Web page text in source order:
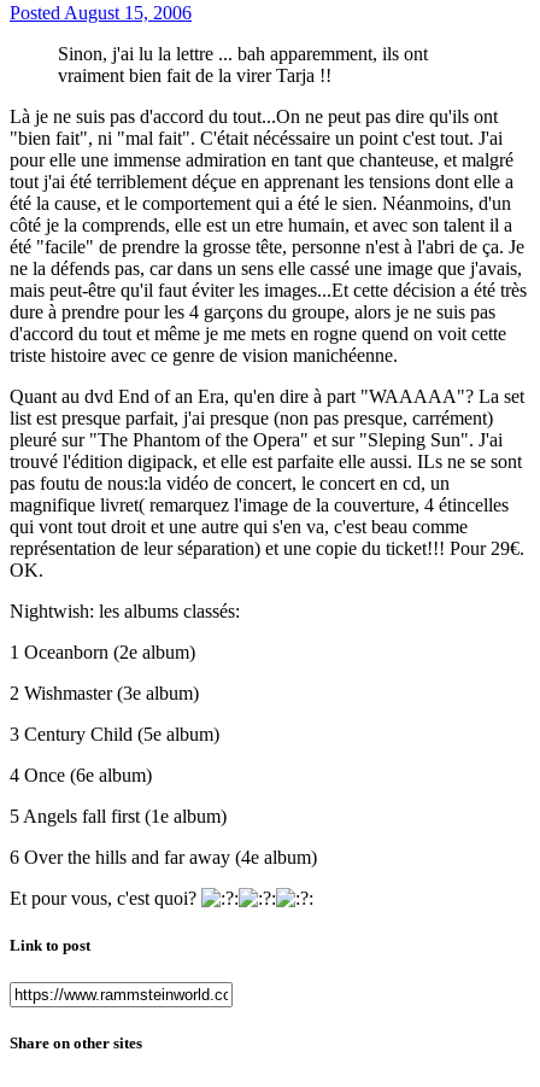
Posted August 15, 2006
Sinon, j'ai lu la lettre ... bah apparemment, ils ont
vraiment bien fait de la virer Tarja !!
Là je ne suis pas d'accord du tout...On ne peut pas dire qu'ils ont
"bien fait", ni "mal fait". C'était nécéssaire un point c'est tout. J'ai
pour elle une immense admiration en tant que chanteuse, et malgré
tout j'ai été terriblement déçue en apprenant les tensions dont elle a
été la cause, et le comportement qui a été le sien. Néanmoins, d'un
côté je la comprends, elle est un etre humain, et avec son talent il a
été "facile" de prendre la grosse tête, personne n'est à l'abri de ça. Je
ne la défends pas, car dans un sens elle cassé une image que j'avais,
mais peut-être qu'il faut éviter les images...Et cette décision a été très
dure à prendre pour les 4 garçons du groupe, alors je ne suis pas
d'accord du tout et même je me mets en rogne quend on voit cette
triste histoire avec ce genre de vision manichéenne.
Quant au dvd End of an Era, qu'en dire à part "WAAAAA"? La set
list est presque parfait, j'ai presque (non pas presque, carrément)
pleuré sur "The Phantom of the Opera" et sur "Sleping Sun". J'ai
trouvé l'édition digipack, et elle est parfaite elle aussi. ILs ne se sont
pas foutu de nous:la vidéo de concert, le concert en cd, un
magnifique livret( remarquez l'image de la couverture, 4 étincelles
qui vont tout droit et une autre qui s'en va, c'est beau comme
représentation de leur séparation) et une copie du ticket!!! Pour 29€.
OK.
Nightwish: les albums classés:
1 Oceanborn (2e album)
2 Wishmaster (3e album)
3 Century Child (5e album)
4 Once (6e album)
5 Angels fall first (1e album)
6 Over the hills and far away (4e album)
Et pour vous, c'est quoi?
Link to post
Share on other sites